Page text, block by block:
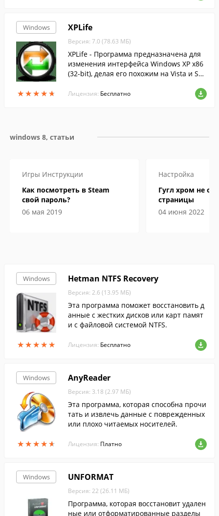
Windows
★★★★★
★★★★★
XPLife
Версия: 7.0 (78.63 МБ)
XPLife - Программа предназначена для
изменения интерфейса Windows XP x86
(32-bit), делая его похожим на Vista и Sev
Лицензия: Бесплатно
windows 8, статьи
Игры Инструкции
Как посмотреть в Steam
свой пароль?
06 мая 2019
Настройка
Гугл хром не
страницы
04 июня 2022
Windows
★★★★★
★★★★★
Hetman NTFS Recovery
Версия: 2.6 (13.95 МБ)
Эта программа поможет восстановить д
анные с жестких дисков или карт памят
и с файловой системой NTFS.
Лицензия: Бесплатно
Windows
★★★★★
★★★★★
AnyReader
Версия: 3.18 (2.97 МБ)
Эта программа, которая способна прочи
тать и извлечь данные с поврежденных
или плохо читаемых носителей.
Лицензия: Платно
Windows UNFORMAT
Версия: 22 (26.11 МБ)
Программа, которая восстановит удален
ные или отформатированные разделы